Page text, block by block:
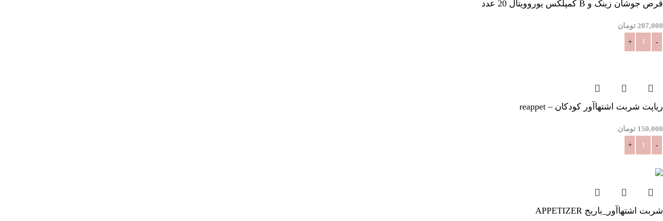
قرص جوشان زینک و B کمپلکس یوروویتال 20 عدد
207,000 تومان
ریاپت شربت اشتهاآور کودکان – reappet
150,000 تومان
شربت اشتهاآور_باریج APPETIZER